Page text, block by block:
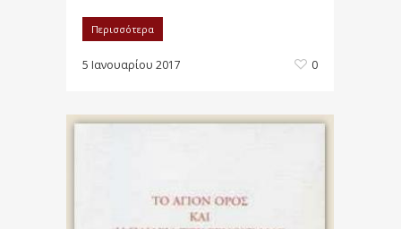
Περισσότερα
5 Ιανουαρίου 2017 0